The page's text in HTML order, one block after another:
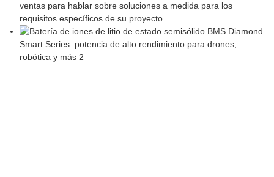
ventas para hablar sobre soluciones a medida para los
requisitos específicos de su proyecto.